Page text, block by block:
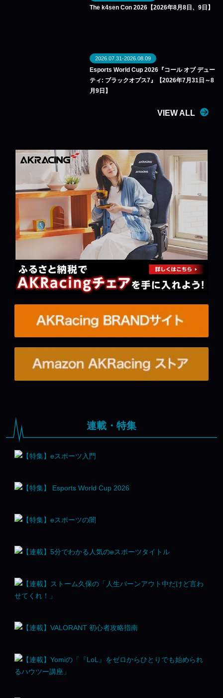
The k4sen Con 2026【2026年8月8日、9日】
2026.07.31-2026.08.09
Esports World Cup 2026『コール オブ デュー
ティ: ブラックオプス7』【2026年7月31日～8
月9日】
VIEW ALL
連載・特集